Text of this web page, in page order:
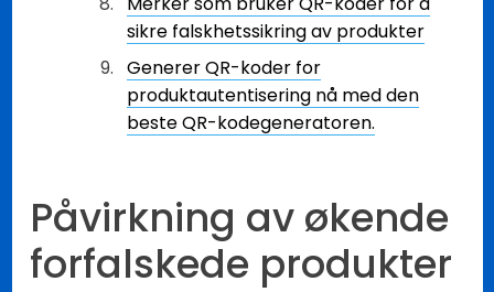
sikre falskhetssikring av produkter
Generer QR-koder for
produktautentisering nå med den
beste QR-kodegeneratoren.
Påvirkning av økende
forfalskede produkter